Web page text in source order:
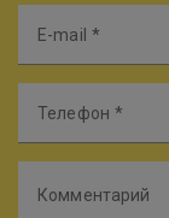
E-mail
Телефон
Комментарий